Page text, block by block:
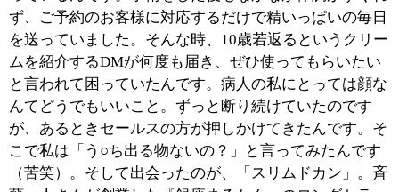
しさは輝きません。人間は本来、光り輝いているものな
のに、皆さんその輝きに気づかずに生活しています。で
きるだけ多くの方に、ご自分の魅力に気づいていただき
たいと思います。全員をノックして起こしてさしあげる
ことは出来ませんよね。ですからせめて、当サロンをご
利用下さるお客様には今まで学んだ事をお伝えさせて頂
きながら少しでもお役に立たせて頂きたいと思っていま
■お客様同士の交流の場なども提供されている
そうですが？